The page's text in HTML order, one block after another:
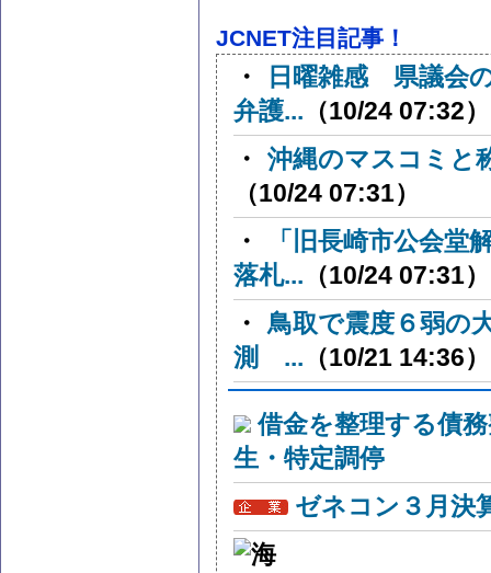
JCNET注目記事！
・
日曜雑感 県議会
弁護... （10/24 07:32）
・ 沖縄のマスコミと
（10/24 07:31）
・
「旧長崎市公会堂
落札... （10/24 07:31）
・
鳥取で震度６弱の
測 ... （10/21 14:36）
借金を整理する債
生・特定調停
ゼネコン３月決